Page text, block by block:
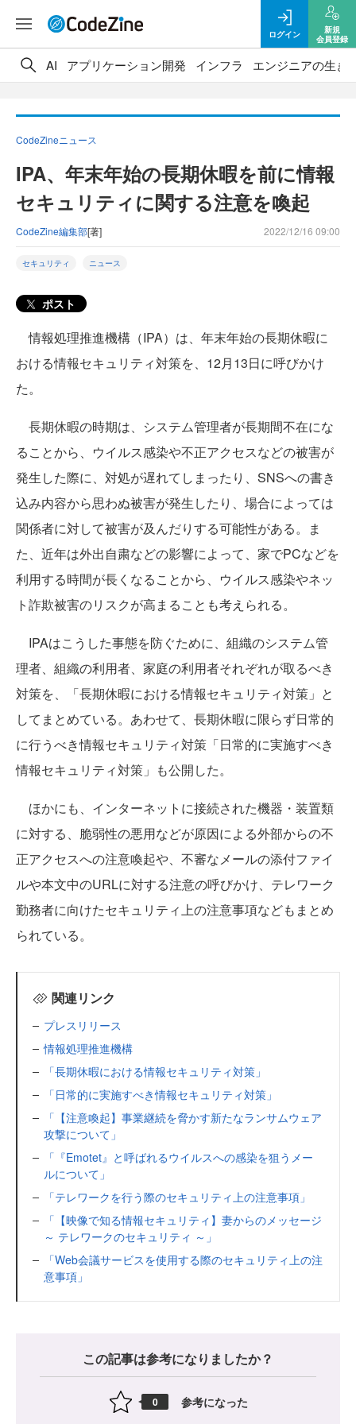
ログイン
新規
会員登録
AI アプリケーション開発 インフラ エンジニアの生き
CodeZineニュース
IPA、年末年始の長期休暇を前に情報
セキュリティに関する注意を喚起
CodeZine編集部[著] 2022/12/16 09:00
セキュリティ ニュース
ポスト
情報処理推進機構（IPA）は、年末年始の長期休暇に
おける情報セキュリティ対策を、12月13日に呼びかけ
た。
長期休暇の時期は、システム管理者が長期間不在にな
ることから、ウイルス感染や不正アクセスなどの被害が
発生した際に、対処が遅れてしまったり、SNSへの書き
込み内容から思わぬ被害が発生したり、場合によっては
関係者に対して被害が及んだりする可能性がある。ま
た、近年は外出自粛などの影響によって、家でPCなどを
利用する時間が長くなることから、ウイルス感染やネッ
ト詐欺被害のリスクが高まることも考えられる。
IPAはこうした事態を防ぐために、組織のシステム管
理者、組織の利用者、家庭の利用者それぞれが取るべき
対策を、「長期休暇における情報セキュリティ対策」と
してまとめている。あわせて、長期休暇に限らず日常的
に行うべき情報セキュリティ対策「日常的に実施すべき
情報セキュリティ対策」も公開した。
ほかにも、インターネットに接続された機器・装置類
に対する、脆弱性の悪用などが原因による外部からの不
正アクセスへの注意喚起や、不審なメールの添付ファイ
ルや本文中のURLに対する注意の呼びかけ、テレワーク
勤務者に向けたセキュリティ上の注意事項などもまとめ
られている。
関連リンク
プレスリリース
情報処理推進機構
「長期休暇における情報セキュリティ対策」
「日常的に実施すべき情報セキュリティ対策」
「【注意喚起】事業継続を脅かす新たなランサムウェア
攻撃について」
「『Emotet』と呼ばれるウイルスへの感染を狙うメー
ルについて」
「テレワークを行う際のセキュリティ上の注意事項」
「【映像で知る情報セキュリティ】妻からのメッセージ
～ テレワークのセキュリティ ～」
「Web会議サービスを使用する際のセキュリティ上の注
意事項」
この記事は参考になりましたか？
0 参考になった